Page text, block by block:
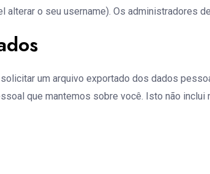
o seu username). Os administradores
um arquivo exportado dos dados
que mantemos sobre você. Isto não